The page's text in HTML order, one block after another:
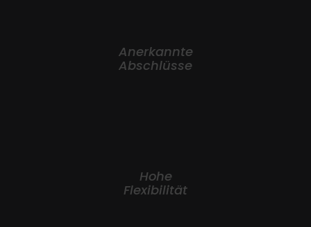
Anerkannte
Abschlüsse
Hohe
Flexibilität